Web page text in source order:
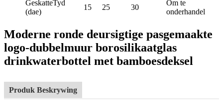
GeskatteTyd
(dae)
15 25 30
Om te
onderhandel
Moderne ronde deursigtige pasgemaakte
logo-dubbelmuur borosilikaatglas
drinkwaterbottel met bamboesdeksel
Produk Beskrywing